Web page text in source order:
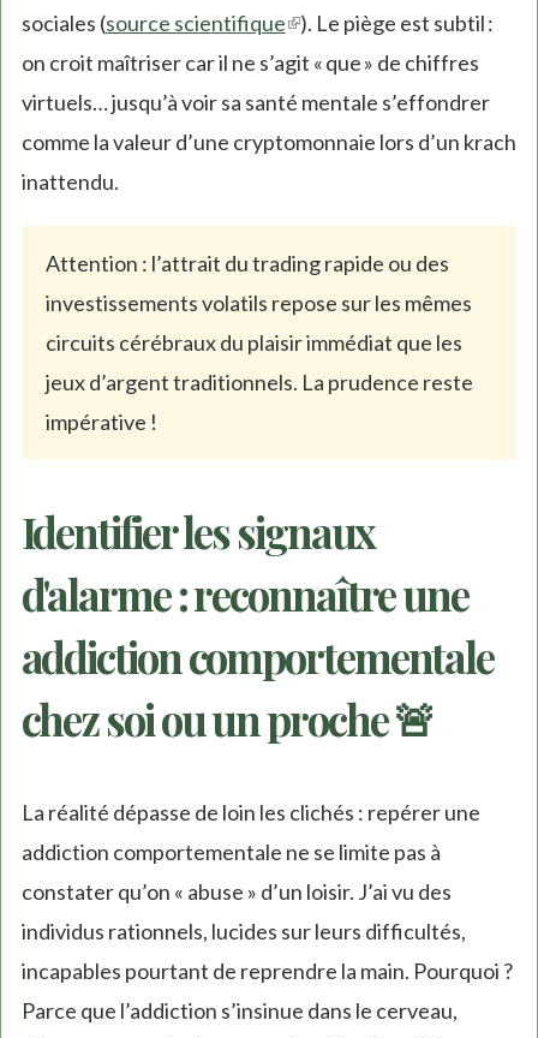
sociales (source scientifique(link
is
external)
). Le piège est subtil :
on croit maîtriser car il ne s’agit « que » de chiffres
virtuels… jusqu’à voir sa santé mentale s’effondrer
comme la valeur d’une cryptomonnaie lors d’un krach
inattendu.
Attention : l’attrait du trading rapide ou des
investissements volatils repose sur les mêmes
circuits cérébraux du plaisir immédiat que les
jeux d’argent traditionnels. La prudence reste
impérative !
Identifier les signaux
d'alarme : reconnaître une
addiction comportementale
chez soi ou un proche 🚨
La réalité dépasse de loin les clichés : repérer une
addiction comportementale ne se limite pas à
constater qu’on « abuse » d’un loisir. J’ai vu des
individus rationnels, lucides sur leurs difficultés,
incapables pourtant de reprendre la main. Pourquoi ?
Parce que l’addiction s’insinue dans le cerveau,